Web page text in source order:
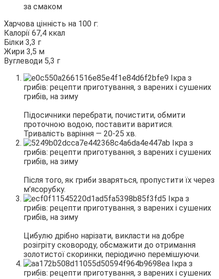
за смаком
Харчова цінність на 100 г:
Калорії 67,4 ккал
Білки 3,3 г
Жири 3,5 м
Вуглеводи 5,3 г
Підосичники перебрати, почистити, обмити
проточною водою, поставити варитися.
Тривалість варіння — 20-25 хв.
Після того, як гриби зваряться, пропустити їх через
м’ясорубку.
Цибулю дрібно нарізати, викласти на добре
розігріту сковороду, обсмажити до отримання
золотистої скоринки, періодично перемішуючи.